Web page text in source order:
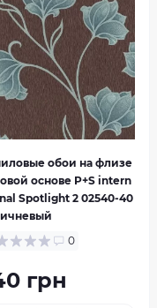
внимание на
обои на флизе
основе P+S intern
Spotlight 2 02540-40
0
грн